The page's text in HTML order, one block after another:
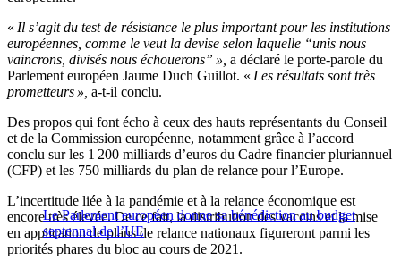
« Il s’agit du test de résistance le plus important pour les institutions
européennes, comme le veut la devise selon laquelle “unis nous
vaincrons, divisés nous échouerons” », a déclaré le porte-parole du
Parlement européen Jaume Duch Guillot. « Les résultats sont très
prometteurs », a-t-il conclu.
Des propos qui font écho à ceux des hauts représentants du Conseil
et de la Commission européenne, notamment grâce à l’accord
conclu sur les 1 200 milliards d’euros du Cadre financier pluriannuel
(CFP) et les 750 milliards du plan de relance pour l’Europe.
Le Parlement européen donne sa bénédiction au budget
septennal de l’UE
L’incertitude liée à la pandémie et à la relance économique est
encore très élevée. De ce fait, la distribution des vaccins et la mise
en application de plans de relance nationaux figureront parmi les
priorités phares du bloc au cours de 2021.